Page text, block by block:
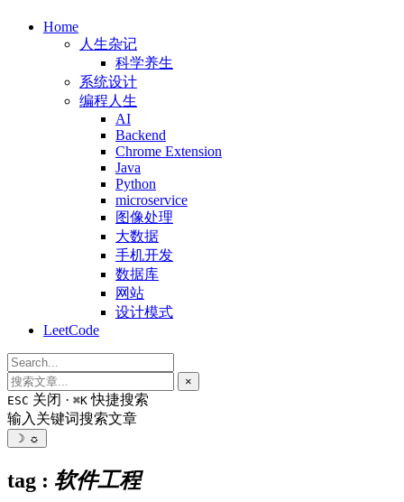
Home
人生杂记
科学养生
系统设计
编程人生
AI
Backend
Chrome Extension
Java
Python
microservice
图像处理
大数据
手机开发
数据库
网站
设计模式
LeetCode
×
ESC 关闭 · ⌘K 快捷搜索
输入关键词搜索文章
☽ ☼
tag : 软件工程